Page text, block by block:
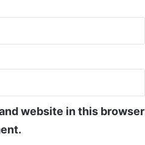
website in this browser